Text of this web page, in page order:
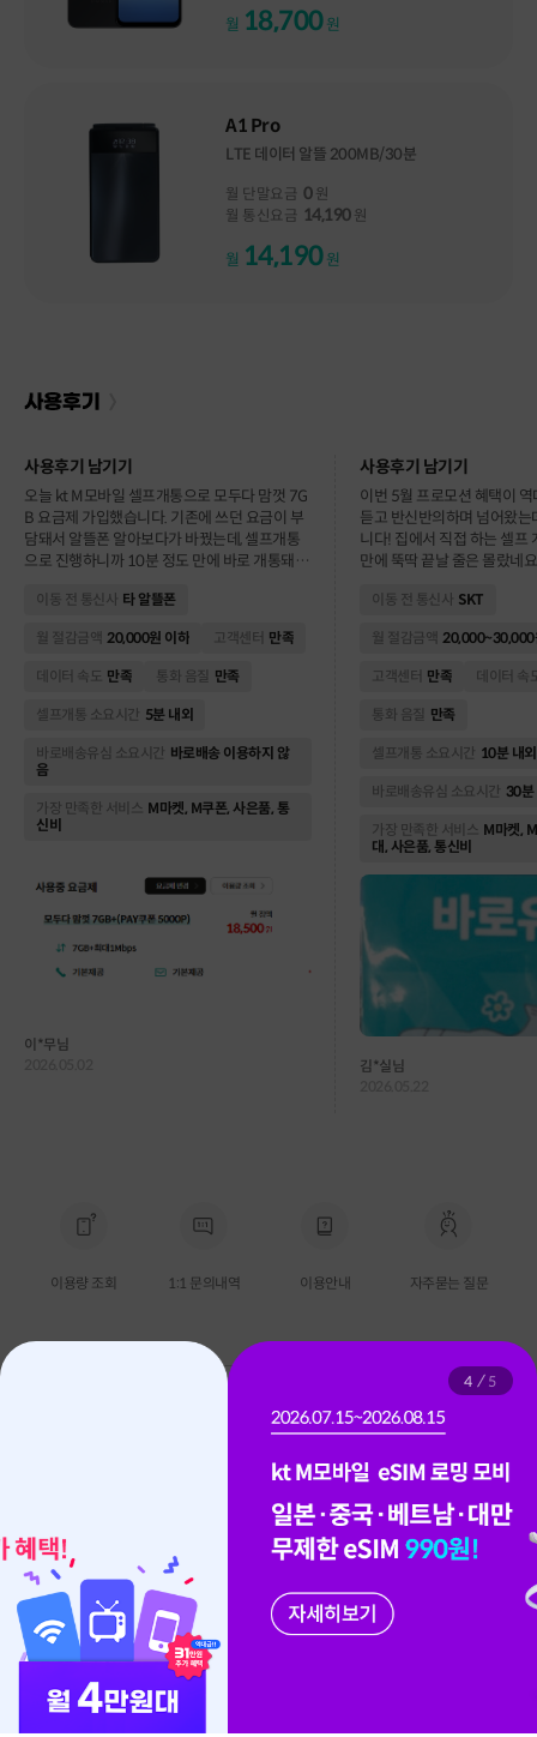
월 18,700 원
A1 Pro
LTE 데이터 알뜰 200MB/30분
월 단말요금 0원
월 통신요금 14,190원
월 14,190 원
사용후기 남기기
오늘 kt M모바일 셀프개통으로 모두다 맘껏 7G
B 요금제 가입했습니다. 기존에 쓰던 요금이 부
담돼서 알뜰폰 알아보다가 바꿨는데, 셀프개통
으로 진행하니까 10분 정도 만에 바로 개통돼서
터 7GB에 통화/문자 기본 제공이라 일상적으로
끊김 없이 잘 됩니다. 무엇보다 기존 요금보다 매
달 약 5,000원 정도 절약돼서 1년으로 보면 꽤
Y 쿠폰 5,000P까지 받을 수 있어서 실질적으로
이터 속도도 기존 통신사랑 차이를 못 느끼겠고,
가성비로는 정말 괜찮은 선택인 것 같습니다 👍
앞으로도 꾸준히 사용할 예정이고 곧 부모님 두
분 가입예정입니다.
이동 전 통신사 타 알뜰폰
월 절감금액 20,000원 이하 고객센터 만족
데이터 속도 만족 통화 음질 만족
셀프개통 소요시간 5분 내외
바로배송유심 소요시간 바로배송 이용하지 않
음
가장 만족한 서비스 M마켓, M쿠폰, 사은품, 통
신비
이*무님
사용후기 남기기
이번 5월 프로모션 혜택이
듣고 반신반의하며 넘어왔는
니다! 집에서 직접 하는 셀프
만에 뚝딱 끝날 줄은 몰랐네
KT망을 똑같이 써서 그런지
번호이동 가입 사은품으로
인트, 각종 할인 쿠폰까지 한
희 남편이랑 아이들 폰도 전
이동 전 통신사 SKT
월 절감금액 20,000~30,000
고객센터 만족 데이터 속
통화 음질 만족
셀프개통 소요시간 10분 내외
바로배송유심 소요시간 30분
가장 만족한 서비스 M마켓,
대, 사은품, 통신비
김*실님
이용량 조회 1:1 문의내역 이용안내 자주묻는 질문
1899-5000
케이티엠모바일
4 5